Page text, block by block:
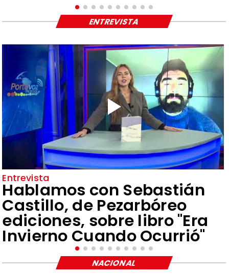
Entrevista
Hablamos con Sebastián
Castillo, de Pezarbóreo
ediciones, sobre libro "Era
Invierno Cuando Ocurrió"
ENTREVISTA
NACIONAL